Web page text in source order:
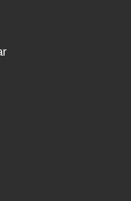
, Öl-, Silikon- und
eines
Verunreinigungen